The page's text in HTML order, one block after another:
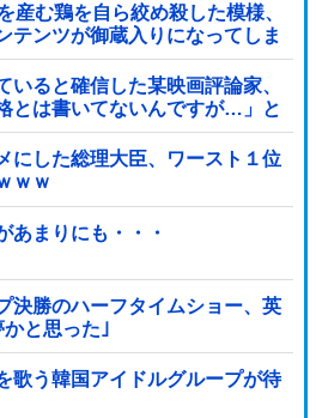
産む鶏を自ら絞め殺した模様、
テンツが御蔵入りになってしま
いると確信した某映画評論家、
とは書いてないんですが…」と
……
にした総理大臣、ワースト１位
ｗｗ
あまりにも・・・
決勝のハーフタイムショー、英
と思った｣
歌う韓国アイドルグループが待